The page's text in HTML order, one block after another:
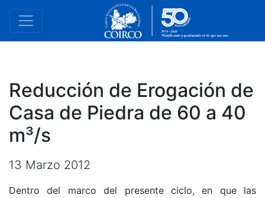
Reducción de Erogación de
Casa de Piedra de 60 a 40
m³/s
13 Marzo 2012
Dentro del marco del presente ciclo, en que las